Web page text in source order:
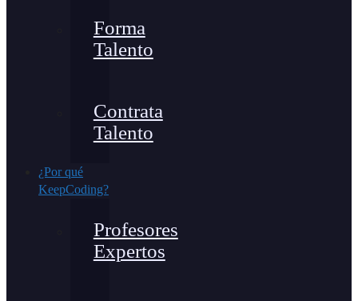
Forma
Talento
Contrata
Talento
¿Por qué
KeepCoding?
Profesores
Expertos